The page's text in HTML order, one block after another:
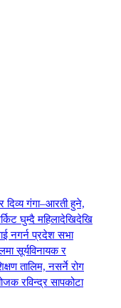
दिव्य गंगा–आरती हुने,
घुम्दै महिलादेखिदेखि
नगर्न प्रदेश सभा
सूर्यविनायक र
तालिम, नसर्ने रोग
रविन्द्र सापकोटा